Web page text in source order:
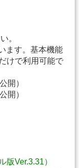
。
ます。基本機能
けで利用可能で
開）
開）
版Ver.3.31）